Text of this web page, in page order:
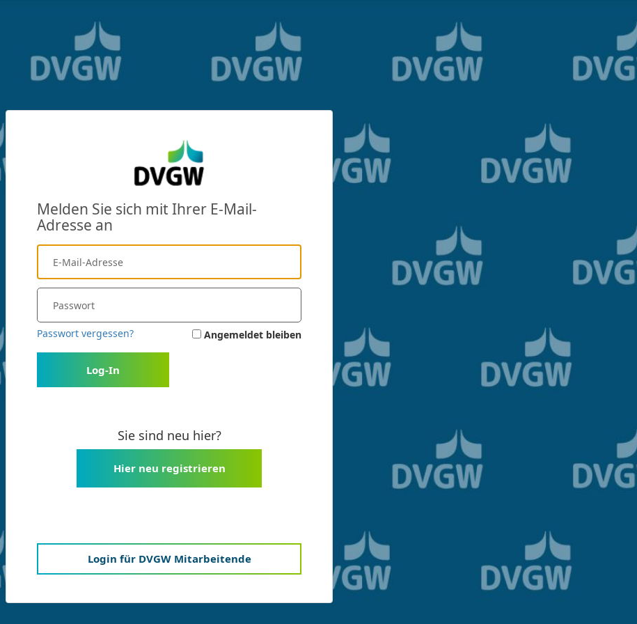
Melden Sie sich mit Ihrer E-Mail-
Adresse an
Passwort vergessen? Angemeldet bleiben
Log-In
Sie sind neu hier?
Hier neu registrieren
Login für DVGW Mitarbeitende